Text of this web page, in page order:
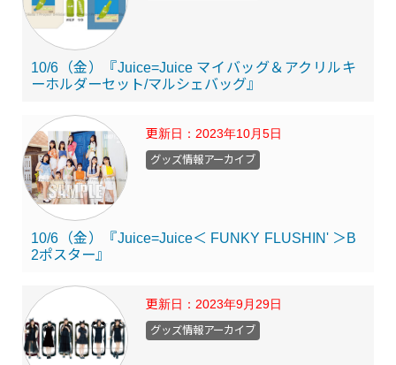
10/6（金）『Juice=Juice マイバッグ＆アクリルキ
ーホルダーセット/マルシェバッグ』
更新日： 2023年10月5日
10/6（金）『Juice=Juice＜ FUNKY FLUSHIN' ＞B
2ポスター』
グッズ情報アーカイブ
更新日： 2023年9月29日
グッズ情報アーカイブ